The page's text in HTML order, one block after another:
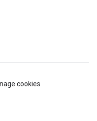
cookies